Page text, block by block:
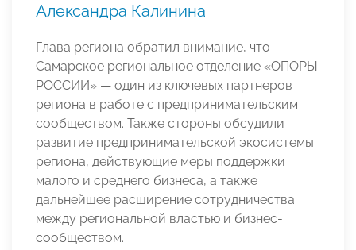
Александра Калинина
Глава региона обратил внимание, что
Самарское региональное отделение «ОПОРЫ
РОССИИ» — один из ключевых партнеров
региона в работе с предпринимательским
сообществом. Также стороны обсудили
развитие предпринимательской экосистемы
региона, действующие меры поддержки
малого и среднего бизнеса, а также
дальнейшее расширение сотрудничества
между региональной властью и бизнес-
сообществом.